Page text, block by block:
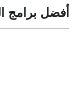
أفضل برامج